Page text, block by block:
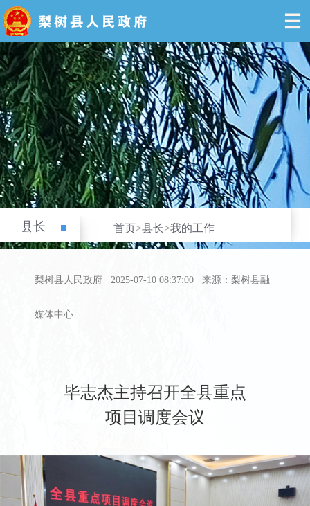
县长 首页>县长>我的工作
梨树县人民政府 2025-07-10 08:37:00 来源：梨树县融
媒体中心
毕志杰主持召开全县重点
项目调度会议